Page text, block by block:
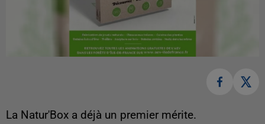
La Natur'Box a déjà un premier mérite.